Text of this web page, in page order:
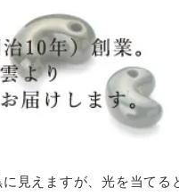
見えますが、光を当てる